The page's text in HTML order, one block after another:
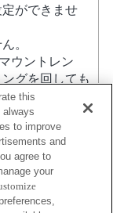
ができませ
。
ウントレン
グを回しても
せん。 「カ
ント拡大」も
て使用してく
手ブレ補正
this
to improve
and
agree to
your